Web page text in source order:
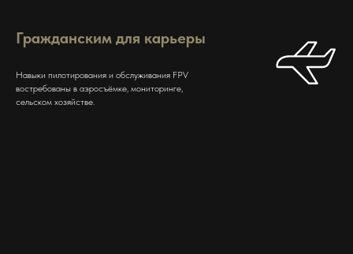
Гражданским для карьеры
Навыки пилотирования и обслуживания FPV
востребованы в аэросъёмке, мониторинге,
сельском хозяйстве.